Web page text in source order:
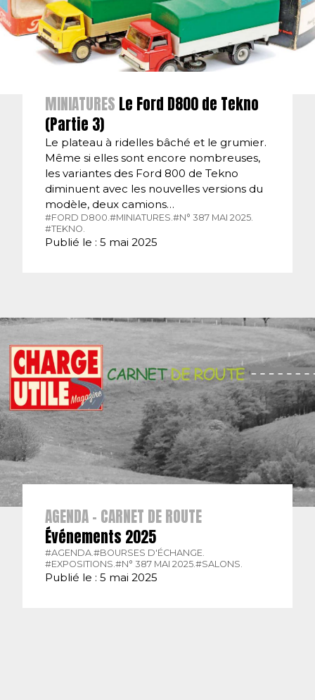
MINIATURES Le Ford D800 de Tekno
(Partie 3)
Le plateau à ridelles bâché et le grumier.
Même si elles sont encore nombreuses,
les variantes des Ford 800 de Tekno
diminuent avec les nouvelles versions du
modèle, deux camions…
#FORD D800.#MINIATURES.#N° 387 MAI 2025.
#TEKNO.
Publié le : 5 mai 2025
AGENDA - CARNET DE ROUTE
Événements 2025
#AGENDA. #BOURSES D'ÉCHANGE.
#EXPOSITIONS. #N° 387 MAI 2025. #SALONS.
Publié le : 5 mai 2025